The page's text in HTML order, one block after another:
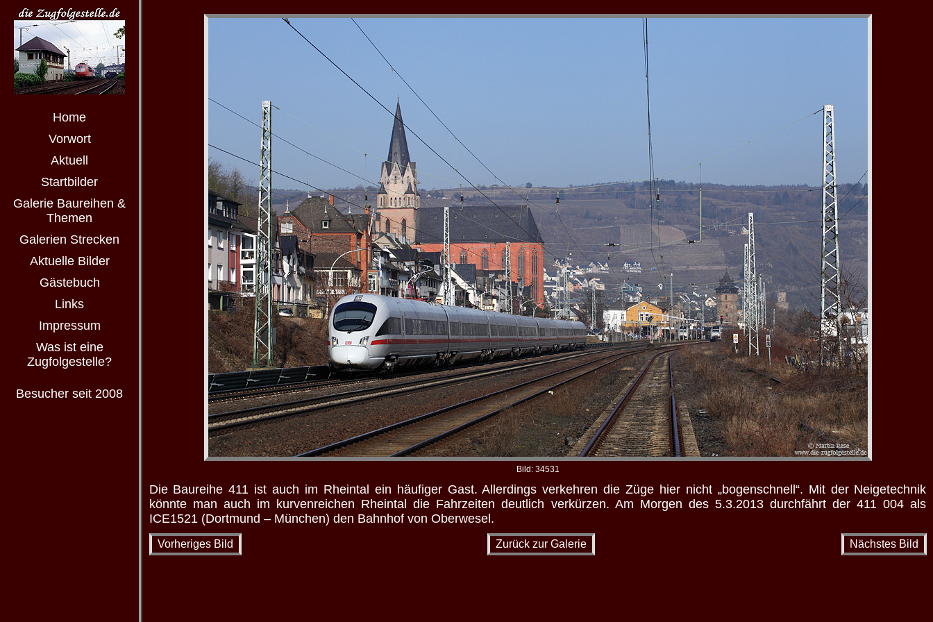
Home
Vorwort
Aktuell
Startbilder
Galerie Baureihen &
Themen
Galerien Strecken
Aktuelle Bilder
Gästebuch
Links
Impressum
Was ist eine
Zugfolgestelle?
Besucher seit 2008
Bild: 34531
Die Baureihe 411 ist auch im Rheintal ein häufiger Gast. Allerdings verkehren die Züge hier nicht „bogenschnell“. Mit der Neigetechnik
könnte man auch im kurvenreichen Rheintal die Fahrzeiten deutlich verkürzen. Am Morgen des 5.3.2013 durchfährt der 411 004 als
ICE1521 (Dortmund – München) den Bahnhof von Oberwesel.
Vorheriges Bild Zurück zur Galerie Nächstes Bild